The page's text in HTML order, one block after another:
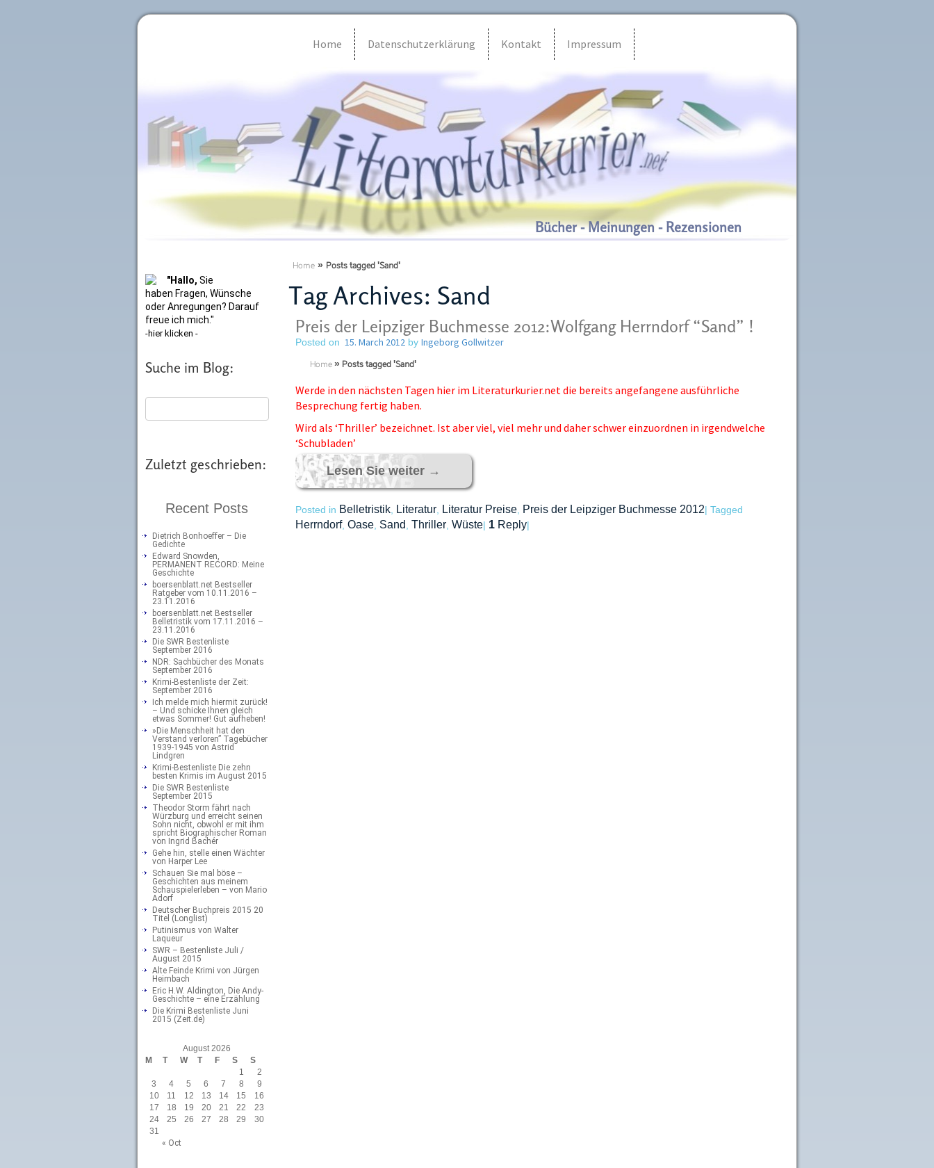
Home Datenschutzerklärung Kontakt Impressum
Bücher - Meinungen - Rezensionen
"Hallo, Sie
haben Fragen, Wünsche
oder Anregungen? Darauf
freue ich mich."
-hier klicken -
Suche im Blog:
Zuletzt geschrieben:
Recent Posts
Dietrich Bonhoeffer – Die
Gedichte
Edward Snowden,
PERMANENT RECORD: Meine
Geschichte
boersenblatt.net Bestseller
Ratgeber vom 10.11.2016 –
23.11.2016
boersenblatt.net Bestseller
Belletristik vom 17.11.2016 –
23.11.2016
Die SWR Bestenliste
September 2016
NDR: Sachbücher des Monats
September 2016
Krimi-Bestenliste der Zeit:
September 2016
Ich melde mich hiermit zurück!
– Und schicke Ihnen gleich
etwas Sommer! Gut aufheben!
»Die Menschheit hat den
Verstand verloren” Tagebücher
1939-1945 von Astrid
Lindgren
Krimi-Bestenliste Die zehn
besten Krimis im August 2015
Die SWR Bestenliste
September 2015
Theodor Storm fährt nach
Würzburg und erreicht seinen
Sohn nicht, obwohl er mit ihm
spricht Biographischer Roman
von Ingrid Bachér
Gehe hin, stelle einen Wächter
von Harper Lee
Schauen Sie mal böse –
Geschichten aus meinem
Schauspielerleben – von Mario
Adorf
Deutscher Buchpreis 2015 20
Titel (Longlist)
Putinismus von Walter
Laqueur
SWR – Bestenliste Juli /
August 2015
Alte Feinde Krimi von Jürgen
Heimbach
Eric H.W. Aldington, Die Andy-
Geschichte – eine Erzählung
Die Krimi Bestenliste Juni
2015 (Zeit.de)
August 2026
M
T W T F S S
« Oct
1
2
3
4 5 6 7 8
9
10
11 12 13 14 15
16
17
18 19 20 21 22
23
24
25 26 27 28 29
30
31
Home » Posts tagged 'Sand'
Tag Archives: Sand
Preis der Leipziger Buchmesse 2012:Wolfgang Herrndorf “Sand” !
Posted on 15. March 2012 by Ingeborg Gollwitzer
Home » Posts tagged 'Sand'
Werde in den nächsten Tagen hier im Literaturkurier.net die bereits angefangene ausführliche
Besprechung fertig haben.
Wird als ‘Thriller’ bezeichnet. Ist aber viel, viel mehr und daher schwer einzuordnen in irgendwelche
‘Schubladen’
Lesen Sie weiter →
Posted in Belletristik, Literatur, Literatur Preise, Preis der Leipziger Buchmesse 2012| Tagged
Herrndorf, Oase, Sand Thriller, Wüste| 1Reply|